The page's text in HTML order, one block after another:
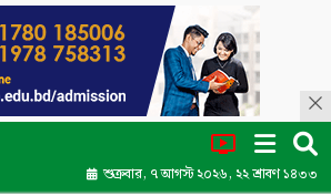
শুক্রবার, ৭ আগস্ট ২০২৬, ২২ শ্রাবণ ১৪৩৩